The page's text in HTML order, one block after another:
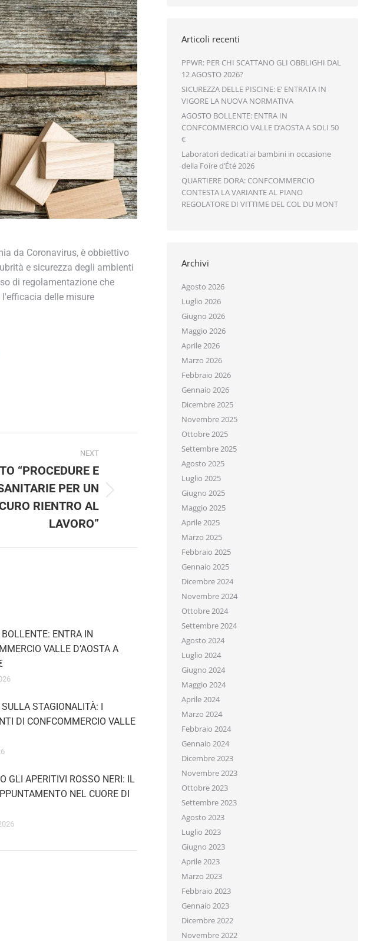
da Coronavirus, è obbiettivo
e sicurezza degli ambienti
di regolamentazione che
delle misure
NEXT
“PROCEDURE E
PER UN
RIENTRO AL
LAVORO”
ENTRA IN
VALLE D’AOSTA A
SULLA STAGIONALITÀ: I
DI CONFCOMMERCIO VALLE
GLI APERITIVI ROSSO NERI: IL
NEL CUORE DI
Articoli recenti
PPWR: PER CHI SCATTANO GLI OBBLIGHI DAL
12 AGOSTO 2026?
SICUREZZA DELLE PISCINE: E’ ENTRATA IN
VIGORE LA NUOVA NORMATIVA
AGOSTO BOLLENTE: ENTRA IN
CONFCOMMERCIO VALLE D’AOSTA A SOLI 50
€
Laboratori dedicati ai bambini in occasione
della Foire d’Été 2026
QUARTIERE DORA: CONFCOMMERCIO
CONTESTA LA VARIANTE AL PIANO
REGOLATORE DI VITTIME DEL COL DU MONT
Archivi
Agosto 2026
Luglio 2026
Giugno 2026
Maggio 2026
Aprile 2026
Marzo 2026
Febbraio 2026
Gennaio 2026
Dicembre 2025
Novembre 2025
Ottobre 2025
Settembre 2025
Agosto 2025
Luglio 2025
Giugno 2025
Maggio 2025
Aprile 2025
Marzo 2025
Febbraio 2025
Gennaio 2025
Dicembre 2024
Novembre 2024
Ottobre 2024
Settembre 2024
Agosto 2024
Luglio 2024
Giugno 2024
Maggio 2024
Aprile 2024
Marzo 2024
Febbraio 2024
Gennaio 2024
Dicembre 2023
Novembre 2023
Ottobre 2023
Settembre 2023
Agosto 2023
Luglio 2023
Giugno 2023
Aprile 2023
Marzo 2023
Febbraio 2023
Gennaio 2023
Dicembre 2022
Novembre 2022